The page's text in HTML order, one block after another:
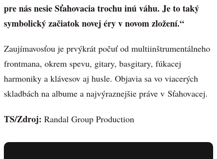
pre nás nesie Sťahovacia trochu inú váhu. Je to taký
symbolický začiatok novej éry v novom zložení.“
Zaujímavosťou je prvýkrát počuť od multiinštrumentálneho
frontmana, okrem spevu, gitary, basgitary, fúkacej
harmoniky a klávesov aj husle. Objavia sa vo viacerých
skladbách na albume a najvýraznejšie práve v Sťahovacej.
TS/Zdroj: Randal Group Production